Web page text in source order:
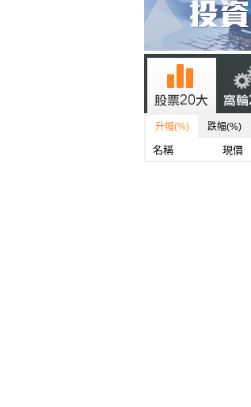
升幅(%) 跌幅(%)
名稱 現價